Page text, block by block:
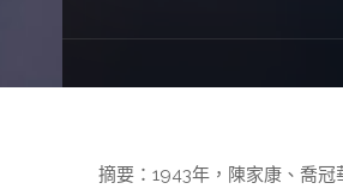
摘要：1943年，陳家康、喬